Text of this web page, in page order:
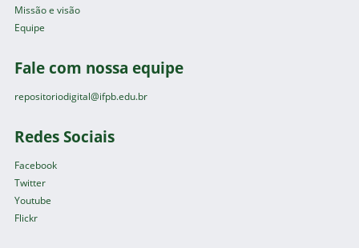
Missão e visão
Equipe
Fale com nossa equipe
repositoriodigital@ifpb.edu.br
Redes Sociais
Facebook
Twitter
Youtube
Flickr